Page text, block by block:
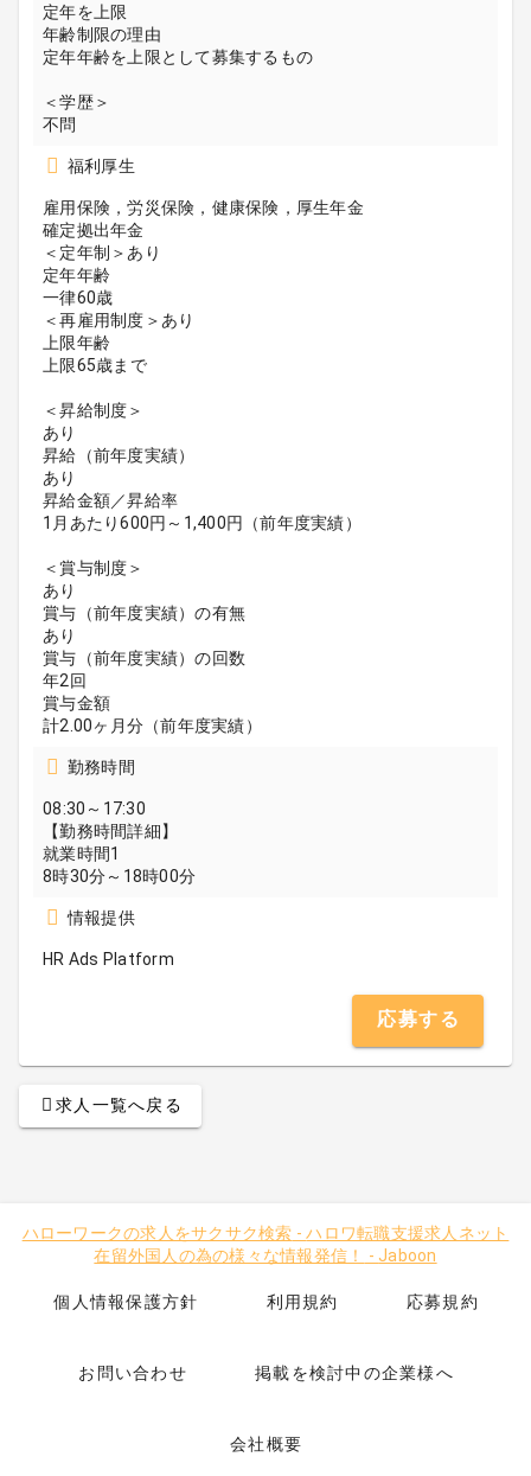
定年を上限
年齢制限の理由
定年年齢を上限として募集するもの
＜学歴＞
不問
福利厚生
雇用保険，労災保険，健康保険，厚生年金
確定拠出年金
＜定年制＞あり
定年年齢
一律60歳
＜再雇用制度＞あり
上限年齢
上限65歳まで
＜昇給制度＞
あり
昇給（前年度実績）
あり
昇給金額／昇給率
1月あたり600円～1,400円（前年度実績）
＜賞与制度＞
あり
賞与（前年度実績）の有無
あり
賞与（前年度実績）の回数
年2回
賞与金額
計2.00ヶ月分（前年度実績）
勤務時間
08:30～17:30
【勤務時間詳細】
就業時間1
8時30分～18時00分
情報提供
HR Ads Platform
応募する
求人一覧へ戻る
ハローワークの求人をサクサク検索 -ハロワ転職支援求人ネット
在留外国人の為の様々な情報発信！
- Jaboon
個人情報保護方針 利用規約 応募規約
お問い合わせ 掲載を検討中の企業様へ
会社概要